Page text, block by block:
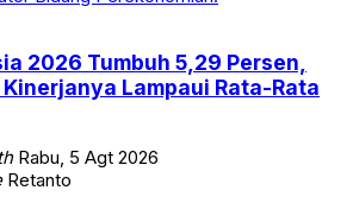
2026 Tumbuh 5,29 Persen,
Lampaui Rata-Rata
Rabu, 5 Agt 2026
Retanto